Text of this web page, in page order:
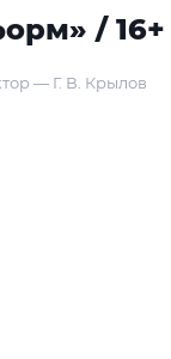
/ 16+
— Г. В. Крылов